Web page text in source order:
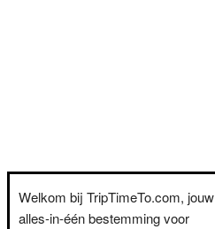
Welkom bij TripTimeTo.com, jouw
alles-in-één bestemming voor